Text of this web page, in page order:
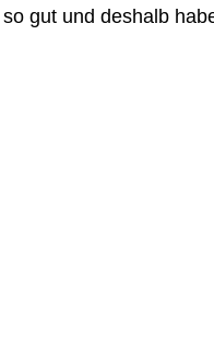
gut und deshalb